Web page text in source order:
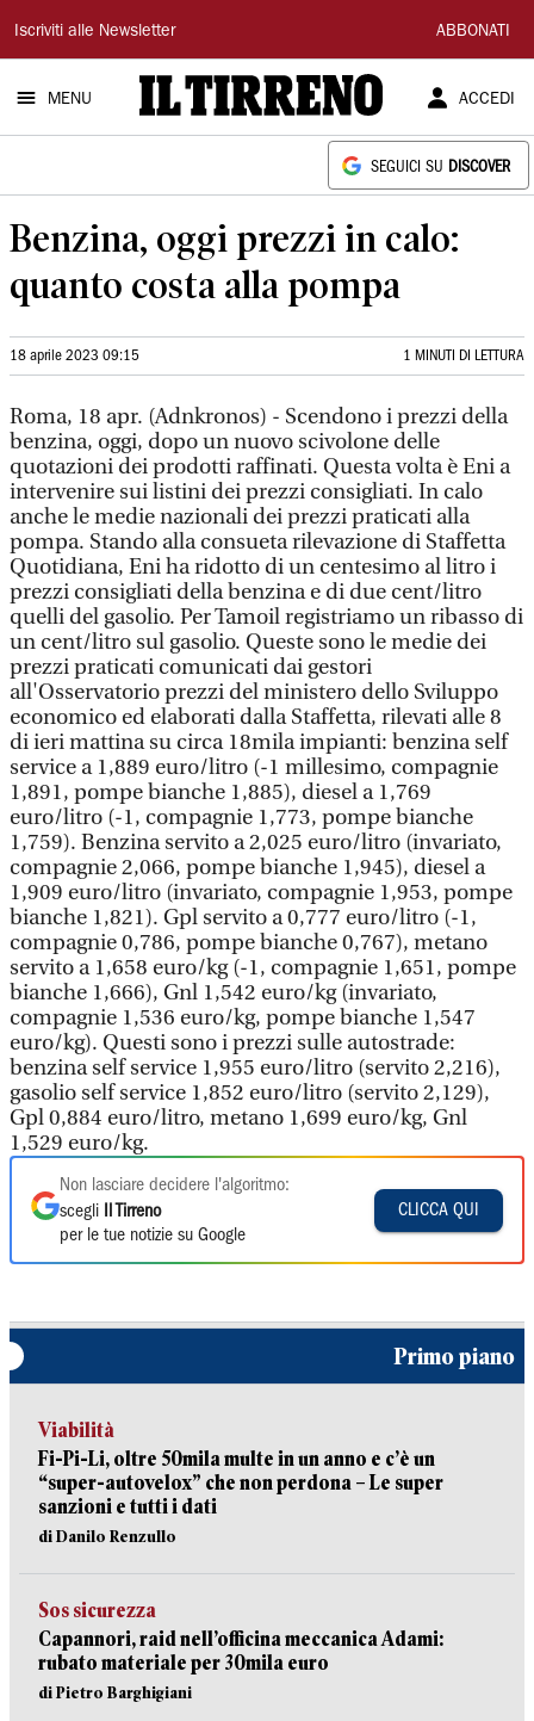
Il
Tirreno
Iscriviti alle Newsletter ABBONATI
MENU ACCEDI
SEGUICI SU DISCOVER
Benzina, oggi prezzi in calo:
quanto costa alla pompa
18 aprile 2023 09:15 1 MINUTI DI LETTURA
Roma, 18 apr. (Adnkronos) - Scendono i prezzi della
benzina, oggi, dopo un nuovo scivolone delle
quotazioni dei prodotti raffinati. Questa volta è Eni a
intervenire sui listini dei prezzi consigliati. In calo
anche le medie nazionali dei prezzi praticati alla
pompa. Stando alla consueta rilevazione di Staffetta
Quotidiana, Eni ha ridotto di un centesimo al litro i
prezzi consigliati della benzina e di due cent/litro
quelli del gasolio. Per Tamoil registriamo un ribasso di
un cent/litro sul gasolio. Queste sono le medie dei
prezzi praticati comunicati dai gestori
all'Osservatorio prezzi del ministero dello Sviluppo
economico ed elaborati dalla Staffetta, rilevati alle 8
di ieri mattina su circa 18mila impianti: benzina self
service a 1,889 euro/litro (-1 millesimo, compagnie
1,891, pompe bianche 1,885), diesel a 1,769
euro/litro (-1, compagnie 1,773, pompe bianche
1,759). Benzina servito a 2,025 euro/litro (invariato,
compagnie 2,066, pompe bianche 1,945), diesel a
1,909 euro/litro (invariato, compagnie 1,953, pompe
bianche 1,821). Gpl servito a 0,777 euro/litro (-1,
compagnie 0,786, pompe bianche 0,767), metano
servito a 1,658 euro/kg (-1, compagnie 1,651, pompe
bianche 1,666), Gnl 1,542 euro/kg (invariato,
compagnie 1,536 euro/kg, pompe bianche 1,547
euro/kg). Questi sono i prezzi sulle autostrade:
benzina self service 1,955 euro/litro (servito 2,216),
gasolio self service 1,852 euro/litro (servito 2,129),
Gpl 0,884 euro/litro, metano 1,699 euro/kg, Gnl
1,529 euro/kg.
Non lasciare decidere l'algoritmo:
scegli
Il Tirreno
per le tue notizie su Google
CLICCA QUI
Primo piano
Viabilità
Fi-Pi-Li, oltre 50mila multe in un anno e c’è un
“super-autovelox” che non perdona – Le super
sanzioni e tutti i dati
di Danilo Renzullo
Sos sicurezza
Capannori, raid nell’officina meccanica Adami:
rubato materiale per 30mila euro
di Pietro Barghigiani